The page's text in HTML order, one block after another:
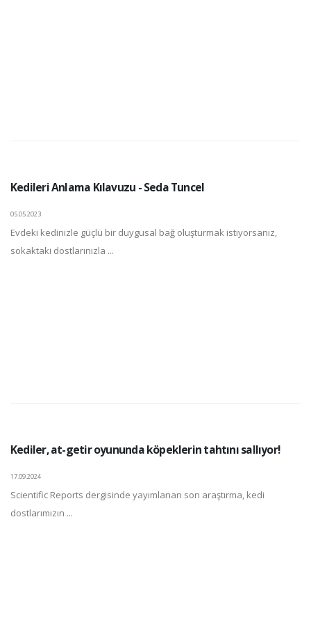
Kedileri Anlama Kılavuzu - Seda Tuncel
05.05.2023
Evdeki kedinizle güçlü bir duygusal bağ oluşturmak istiyorsanız,
sokaktaki dostlarınızla ...
Kediler, at-getir oyununda köpeklerin tahtını sallıyor!
17.09.2024
Scientific Reports dergisinde yayımlanan son araştırma, kedi
dostlarımızın ...